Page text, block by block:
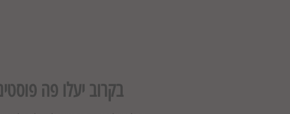
בקרוב יעלו פה